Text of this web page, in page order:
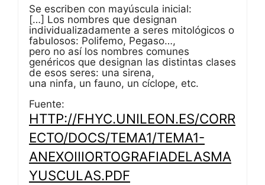
Se escriben con mayúscula inicial:
[…] Los nombres que designan
individualizadamente a seres mitológicos o
fabulosos: Polifemo, Pegaso…,
pero no así los nombres comunes
genéricos que designan las distintas clases
de esos seres: una sirena,
una ninfa, un fauno, un cíclope, etc.
Fuente:
HTTP://FHYC.UNILEON.ES/CORR
ECTO/DOCS/TEMA1/TEMA1-
ANEXOIIIORTOGRAFIADELASMA
YUSCULAS.PDF